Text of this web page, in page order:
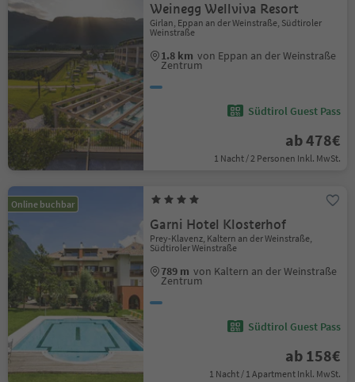
Weinegg Wellviva Resort
Girlan, Eppan an der Weinstraße, Südtiroler
Weinstraße
1.8 km von Eppan an der Weinstraße
Zentrum
Südtirol Guest Pass
ab 478€
1 Nacht / 2 Personen Inkl. MwSt.
Online buchbar
Garni Hotel Klosterhof
Prey-Klavenz, Kaltern an der Weinstraße,
Südtiroler Weinstraße
789 m von Kaltern an der Weinstraße
Zentrum
Südtirol Guest Pass
ab 158€
1 Nacht / 1 Apartment Inkl. MwSt.